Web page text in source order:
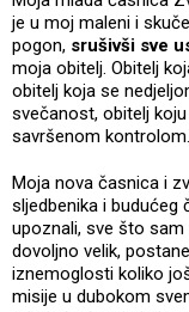
je u moj maleni i
pogon, srušivši sve
moja obitelj. Obitelj
obitelj koja se
svečanost, obitelj
savršenom kontrolom.
Moja nova časnica i
sljedbenika i budućeg
upoznali, sve što sam
dovoljno velik,
iznemoglosti koliko
misije u dubokom